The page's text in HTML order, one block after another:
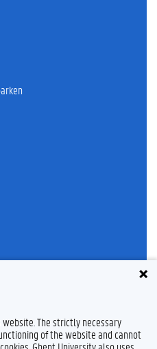
The strictly necessary
of the website and cannot